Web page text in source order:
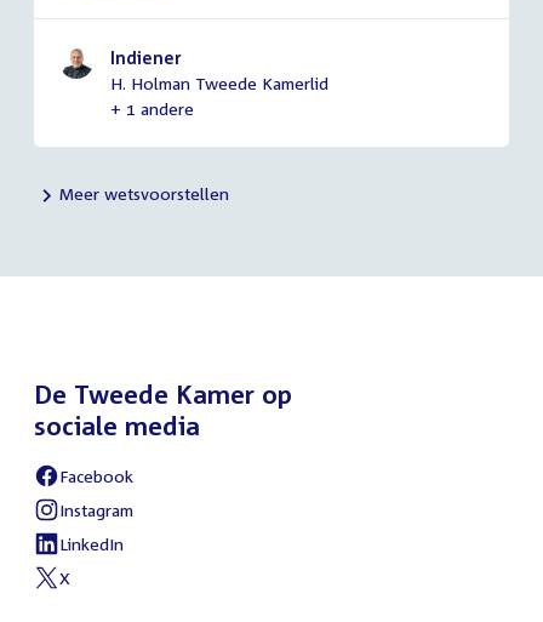
Indiener
H. Holman Tweede Kamerlid
+ 1 andere
Meer wetsvoorstellen
De Tweede Kamer op
sociale media
External
link:
Facebook
External
link:
Instagram
External
link:
LinkedIn
External
X